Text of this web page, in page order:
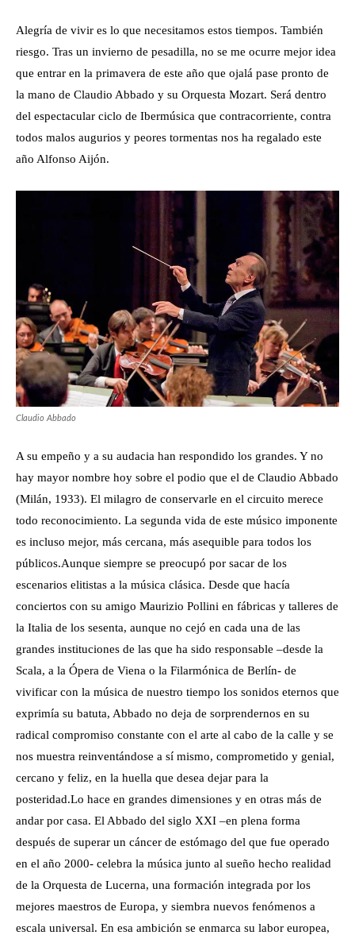
Alegría de vivir es lo que necesitamos estos tiempos. También
riesgo. Tras un invierno de pesadilla, no se me ocurre mejor idea
que entrar en la primavera de este año que ojalá pase pronto de
la mano de Claudio Abbado y su Orquesta Mozart. Será dentro
del espectacular ciclo de Ibermúsica que contracorriente, contra
todos malos augurios y peores tormentas nos ha regalado este
año Alfonso Aijón.
Claudio Abbado
A su empeño y a su audacia han respondido los grandes. Y no
hay mayor nombre hoy sobre el podio que el de Claudio Abbado
(Milán, 1933). El milagro de conservarle en el circuito merece
todo reconocimiento. La segunda vida de este músico imponente
es incluso mejor, más cercana, más asequible para todos los
públicos.Aunque siempre se preocupó por sacar de los
escenarios elitistas a la música clásica. Desde que hacía
conciertos con su amigo Maurizio Pollini en fábricas y talleres de
la Italia de los sesenta, aunque no cejó en cada una de las
grandes instituciones de las que ha sido responsable –desde la
Scala, a la Ópera de Viena o la Filarmónica de Berlín- de
vivificar con la música de nuestro tiempo los sonidos eternos que
exprimía su batuta, Abbado no deja de sorprendernos en su
radical compromiso constante con el arte al cabo de la calle y se
nos muestra reinventándose a sí mismo, comprometido y genial,
cercano y feliz, en la huella que desea dejar para la
posteridad.Lo hace en grandes dimensiones y en otras más de
andar por casa. El Abbado del siglo XXI –en plena forma
después de superar un cáncer de estómago del que fue operado
en el año 2000- celebra la música junto al sueño hecho realidad
de la Orquesta de Lucerna, una formación integrada por los
mejores maestros de Europa, y siembra nuevos fenómenos a
escala universal. En esa ambición se enmarca su labor europea,